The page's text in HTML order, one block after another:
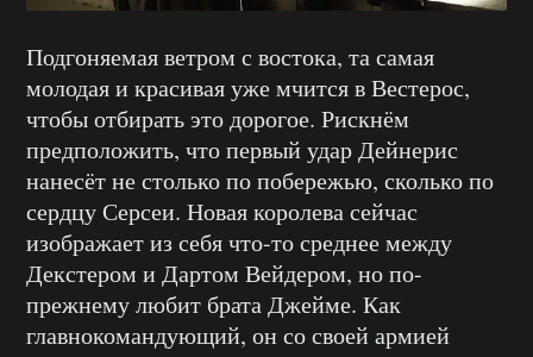
Подгоняемая ветром с востока, та самая
молодая и красивая уже мчится в Вестерос,
чтобы отбирать это дорогое. Рискнём
предположить, что первый удар Дейнерис
нанесёт не столько по побережью, сколько по
сердцу Серсеи. Новая королева сейчас
изображает из себя что-то среднее между
Декстером и Дартом Вейдером, но по-
прежнему любит брата Джейме. Как
главнокомандующий, он со своей армией